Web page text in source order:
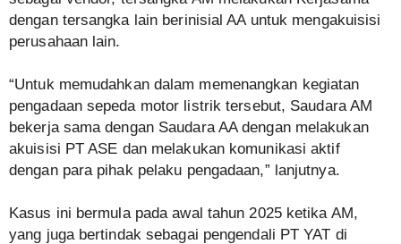
dengan tersangka lain berinisial AA untuk mengakuisisi
perusahaan lain.
“Untuk memudahkan dalam memenangkan kegiatan
pengadaan sepeda motor listrik tersebut, Saudara AM
bekerja sama dengan Saudara AA dengan melakukan
akuisisi PT ASE dan melakukan komunikasi aktif
dengan para pihak pelaku pengadaan,” lanjutnya.
Kasus ini bermula pada awal tahun 2025 ketika AM,
yang juga bertindak sebagai pengendali PT YAT di